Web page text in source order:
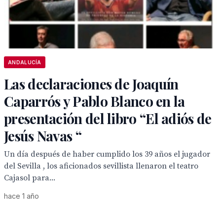
ANDALUCÍA
Las declaraciones de Joaquín
Caparrós y Pablo Blanco en la
presentación del libro “El adiós de
Jesús Navas “
Un día después de haber cumplido los 39 años el jugador
del Sevilla , los aficionados sevillista llenaron el teatro
Cajasol para...
hace 1 año